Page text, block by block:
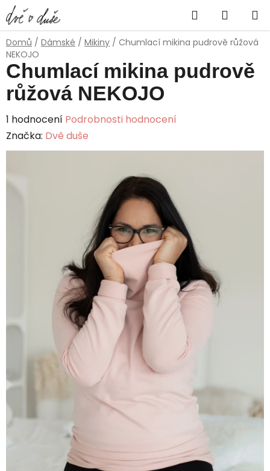
Přejít
na
obsah
Hledat
KOŠÍK
Domů / Dámské / Mikiny / Chumlací mikina pudrově růžová
NEKOJO
Chumlací mikina pudrově
růžová NEKOJO
Průměrné
hodnocení
produktu
5,0
1 hodnocení Podrobnosti hodnocení
Značka: Dvě duše